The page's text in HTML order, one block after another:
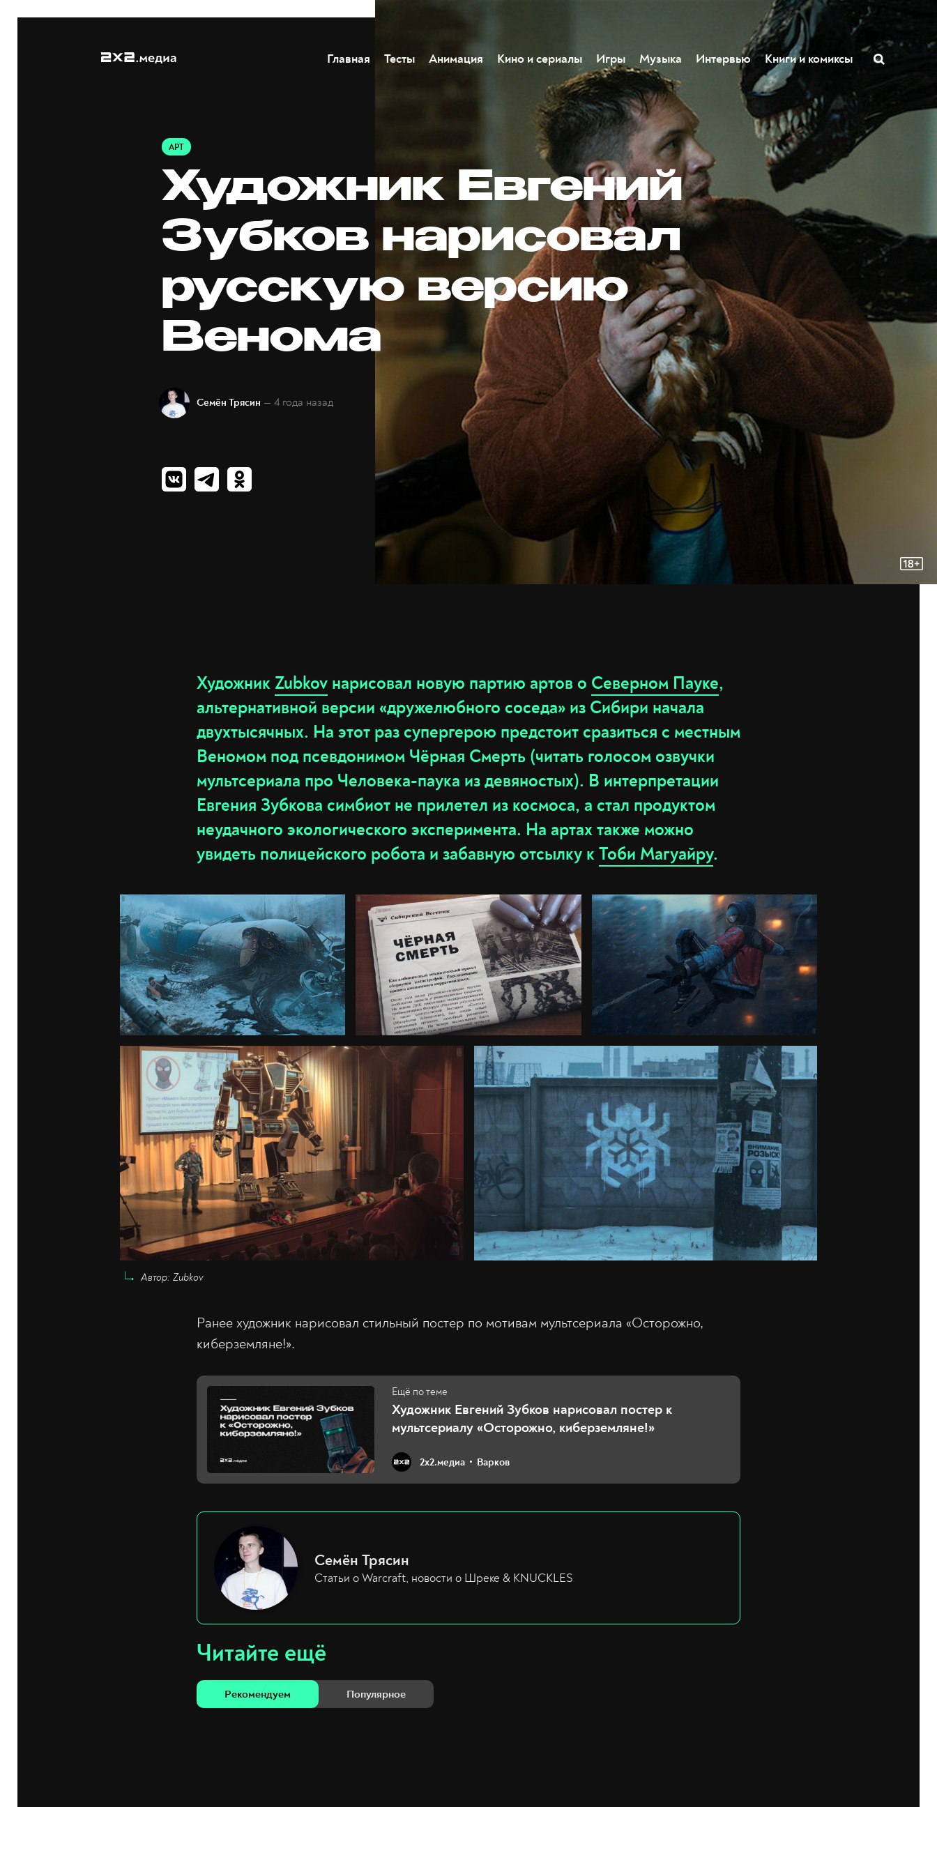
Главная Тесты Анимация Кино и сериалы Игры Музыка Интервью Книги и комиксы
АРТ
Художник Евгений
Зубков нарисовал
русскую версию
Венома
Семён Трясин — 4 года назад
Художник Zubkov нарисовал новую партию артов о Северном Пауке,
альтернативной версии «дружелюбного соседа» из Сибири начала
двухтысячных. На этот раз супергерою предстоит сразиться с местным
Веномом под псевдонимом Чёрная Смерть (читать голосом озвучки
мультсериала про Человека-паука из девяностых). В интерпретации
Евгения Зубкова симбиот не прилетел из космоса, а стал продуктом
неудачного экологического эксперимента. На артах также можно
увидеть полицейского робота и забавную отсылку кТоби Магуайру.
Автор: Zubkov
Ранее художник нарисовал стильный постер по мотивам мультсериала «Осторожно,
киберземляне!».
Художник Евгений Зубков нарисовал постер к
мультсериалу «Осторожно, киберземляне!»
2х2.медиа Варков
Семён Трясин
Статьи о Warcraft, новости о Шреке & KNUCKLES
Читайте ещё
Рекомендуем Популярное